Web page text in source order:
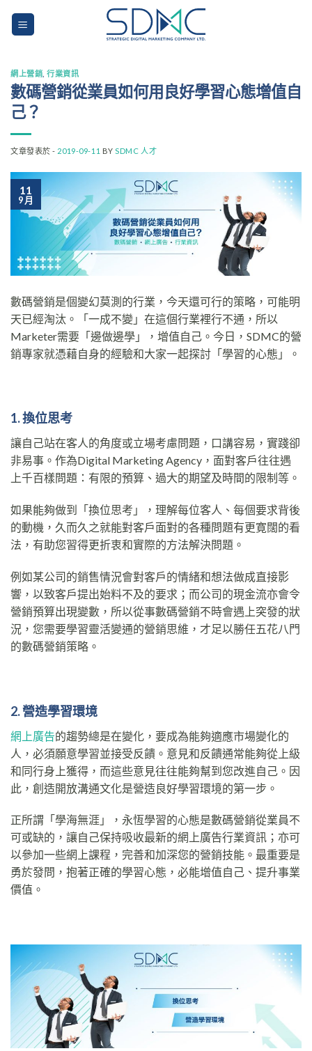
網上營銷 ,行業資訊
數碼營銷從業員如何用良好學習心態增值自
己？
文章發表於 - 2019-09-11 BY SDMC 人才
11
9 月
數碼營銷是個變幻莫測的行業，今天還可行的策略，可能明
天已經淘汰。「一成不變」在這個行業裡行不通，所以
Marketer需要「邊做邊學」，增值自己。今日，SDMC的營
銷專家就憑藉自身的經驗和大家一起探討「學習的心態」。
1. 換位思考
讓自己站在客人的角度或立場考慮問題，口講容易，實踐卻
非易事。作為Digital Marketing Agency，面對客戶往往遇
上千百樣問題：有限的預算、過大的期望及時間的限制等。
如果能夠做到「換位思考」，理解每位客人、每個要求背後
的動機，久而久之就能對客戶面對的各種問題有更寛闊的看
法，有助您習得更折衷和實際的方法解決問題。
例如某公司的銷售情況會對客戶的情緒和想法做成直接影
響，以致客戶提出始料不及的要求；而公司的現金流亦會令
營銷預算出現變數，所以從事數碼營銷不時會遇上突發的狀
況，您需要學習靈活變通的營銷思維，才足以勝任五花八門
的數碼營銷策略。
2. 營造學習環境
網上廣告的趨勢總是在變化，要成為能夠適應市場變化的
人，必須願意學習並接受反饋。意見和反饋通常能夠從上級
和同行身上獲得，而這些意見往往能夠幫到您改進自己。因
此，創造開放溝通文化是營造良好學習環境的第一步。
正所謂「學海無涯」，永恆學習的心態是數碼營銷從業員不
可或缺的，讓自己保持吸收最新的網上廣告行業資訊；亦可
以參加一些網上課程，完善和加深您的營銷技能。最重要是
勇於發問，抱著正確的學習心態，必能增值自己、提升事業
價值。